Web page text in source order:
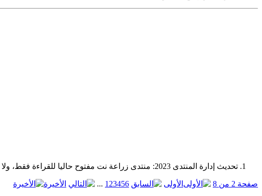
تحديث إدارة المنتدى 2023: منتدى زراعة نت مفتوح حاليا للقراءة فقط، ولا يقبل مشاركات جديدة. يمكنكم استخدام الشريط الظاهر أعلاه للبحث في كافة مواضيع المدوّنة والمنتدى.
صفحة 2 من 8 الأولى 1 23456
... الأخيرة